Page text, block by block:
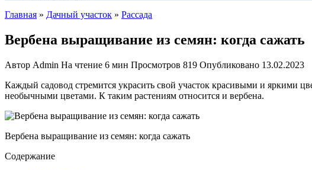
Главная » Дачный участок » Рассада
Вербена выращивание из семян: когда сажать
Автор Admin На чтение 6 мин Просмотров 819 Опубликовано 13.02.2023
Каждый садовод стремится украсить свой участок красивыми и яркими
необычными цветами. К таким растениям относится и вербена.
Вербена выращивание из семян: когда сажать
Содержание